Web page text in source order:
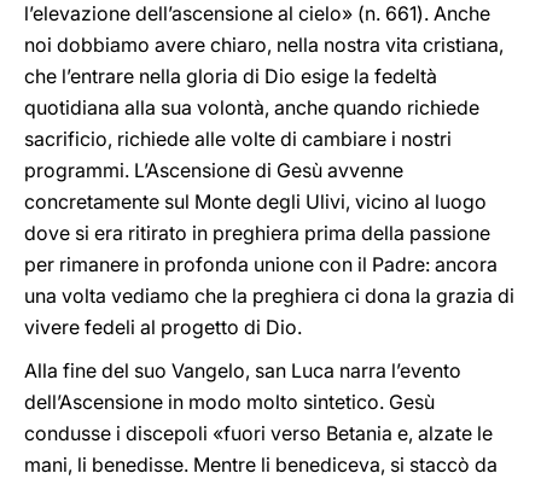
l’elevazione dell’ascensione al cielo» (n. 661). Anche
noi dobbiamo avere chiaro, nella nostra vita cristiana,
che l’entrare nella gloria di Dio esige la fedeltà
quotidiana alla sua volontà, anche quando richiede
sacrificio, richiede alle volte di cambiare i nostri
programmi. L’Ascensione di Gesù avvenne
concretamente sul Monte degli Ulivi, vicino al luogo
dove si era ritirato in preghiera prima della passione
per rimanere in profonda unione con il Padre: ancora
una volta vediamo che la preghiera ci dona la grazia di
vivere fedeli al progetto di Dio.
Alla fine del suo Vangelo, san Luca narra l’evento
dell’Ascensione in modo molto sintetico. Gesù
condusse i discepoli «fuori verso Betania e, alzate le
mani, li benedisse. Mentre li benediceva, si staccò da